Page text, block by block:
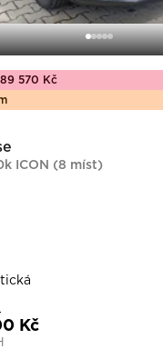
570 Kč
ICON (8 míst)
Kč